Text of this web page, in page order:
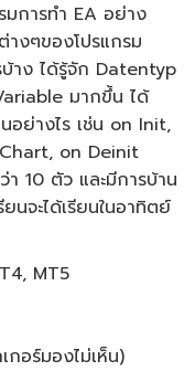
มการทำ EA อย่าง
งๆของโปรแกรม
บ้าง ได้รู้จัก Datentyp
มากขึ้น ได้
อย่างไร เช่น on Init,
on Deinit
า 10 ตัว และมีการบ้าน
จะได้เรียนในอาทิตย์
MT5
อร์มองไม่เห็น)